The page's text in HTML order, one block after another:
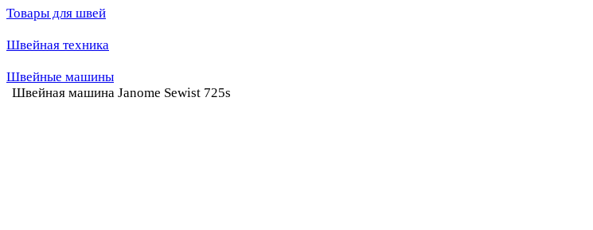
Товары для швей
Швейная техника
Швейные машины
Швейная машина Janome Sewist 725s